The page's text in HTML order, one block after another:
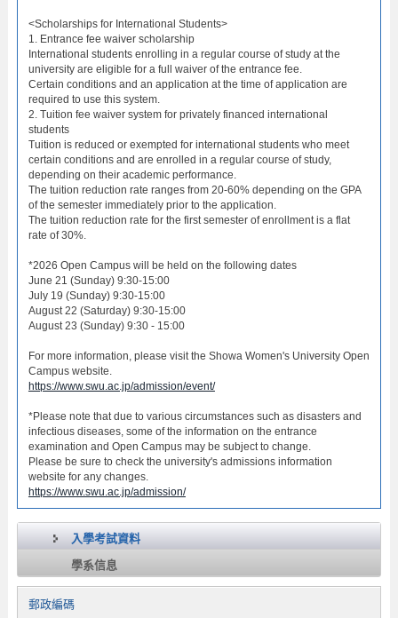
<Scholarships for International Students>
1. Entrance fee waiver scholarship
International students enrolling in a regular course of study at the
university are eligible for a full waiver of the entrance fee.
Certain conditions and an application at the time of application are
required to use this system.
2. Tuition fee waiver system for privately financed international
students
Tuition is reduced or exempted for international students who meet
certain conditions and are enrolled in a regular course of study,
depending on their academic performance.
The tuition reduction rate ranges from 20-60% depending on the GPA
of the semester immediately prior to the application.
The tuition reduction rate for the first semester of enrollment is a flat
rate of 30%.
*2026 Open Campus will be held on the following dates
June 21 (Sunday) 9:30-15:00
July 19 (Sunday) 9:30-15:00
August 22 (Saturday) 9:30-15:00
August 23 (Sunday) 9:30 - 15:00
For more information, please visit the Showa Women's University Open
Campus website.
https://www.swu.ac.jp/admission/event/
*Please note that due to various circumstances such as disasters and
infectious diseases, some of the information on the entrance
examination and Open Campus may be subject to change.
Please be sure to check the university's admissions information
website for any changes.
https://www.swu.ac.jp/admission/
入學考試資料
學系信息
郵政編碼